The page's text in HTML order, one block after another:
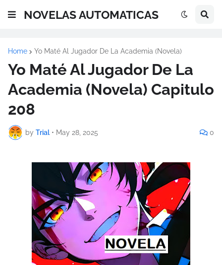
NOVELAS AUTOMATICAS
Home Yo Maté Al Jugador De La Academia (Novela)
Yo Maté Al Jugador De La
Academia (Novela) Capitulo
208
by Trial • May 28, 2025 0